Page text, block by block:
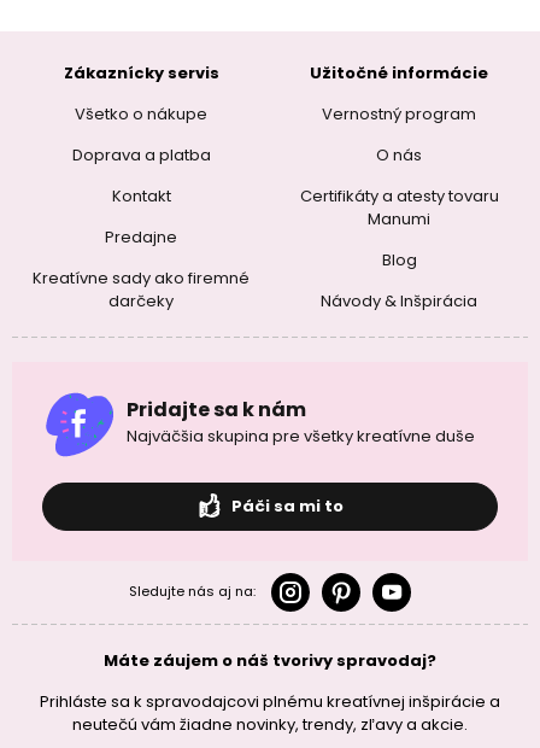
Zákaznícky servis
Všetko o nákupe
Doprava a platba
Kontakt
Predajne
Kreatívne sady ako firemné
darčeky
Užitočné informácie
Vernostný program
O nás
Certifikáty a atesty tovaru
Manumi
Blog
Návody & Inšpirácia
Pridajte sa k nám
Najväčšia skupina pre všetky kreatívne duše
Páči sa mi to
Sledujte nás aj na:
Máte záujem o náš tvorivy spravodaj?
Prihláste sa k spravodajcovi plnému kreatívnej inšpirácie a
neutečú vám žiadne novinky, trendy, zľavy a akcie.